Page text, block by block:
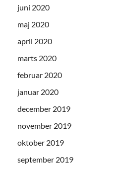
juni 2020
maj 2020
april 2020
marts 2020
februar 2020
januar 2020
december 2019
november 2019
oktober 2019
september 2019